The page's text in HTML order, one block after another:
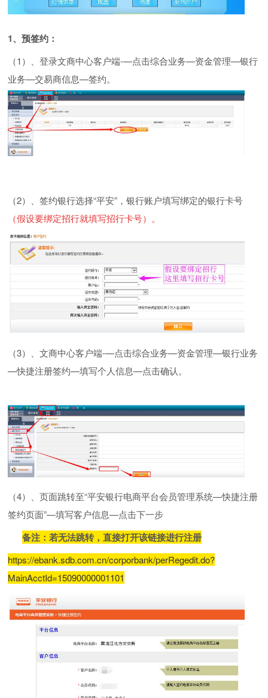
1、预签约：
（1）、登录文商中心客户端-—点击综合业务—资金管理—银行
业务—交易商信息—签约。
（2）、签约银行选择“平安”，银行账户填写绑定的银行卡号
（假设要绑定招行就填写招行卡号） 。
（3）、文商中心客户端-—点击综合业务—资金管理—银行业务
—快捷注册签约—填写个人信息—点击确认。
（4）、页面跳转至“平安银行电商平台会员管理系统—快捷注册
签约页面”—填写客户信息—点击下一步
备注：若无法跳转，直接打开该链接进行注册
https://ebank.sdb.com.cn/corporbank/perRegedit.do?
MainAcctId=15090000001101